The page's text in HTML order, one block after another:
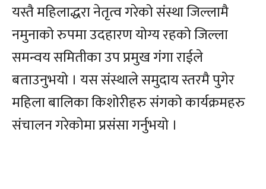
यस्तै महिलाद्धरा नेतृत्व गरेको संस्था जिल्लामै
नमुनाको रुपमा उदहारण योग्य रहको जिल्ला
समन्वय समितीका उप प्रमुख गंगा राईले
बताउनुभयो । यस संस्थाले समुदाय स्तरमै पुगेर
महिला बालिका किशोरीहरु संगको कार्यक्रमहरु
संचालन गरेकोमा प्रसंसा गर्नुभयो ।